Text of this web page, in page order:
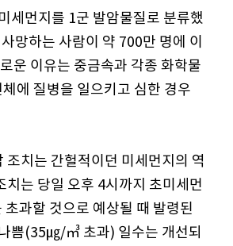
세먼지를 1군 발암물질로 분류했
망하는 사람이 약 700만 명에 이
운 이유는 중금속과 각종 화학물
에 질병을 일으키고 심한 경우
치는 간헐적이던 미세먼지의 역
는 당일 오후 4시까지 초미세먼
과할 것으로 예상될 때 발령된
쁨(35㎍/㎥ 초과) 일수는 개선되